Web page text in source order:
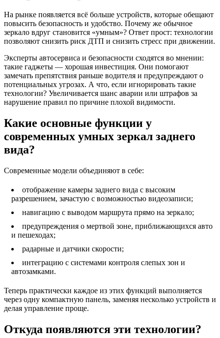
На рынке появляется всё больше устройств, которые обещают
повысить безопасность и удобство. Почему же обычное
зеркало вдруг становится «умным»? Ответ прост: технологии
позволяют снизить риск ДТП и снизить стресс при движении.
Эксперты автосервиса и безопасности сходятся во мнении:
такие гаджеты — хорошая инвестиция. Они помогают
замечать препятствия раньше водителя и предупреждают о
потенциальных угрозах. А что, если игнорировать такие
технологии? Увеличивается шанс аварии или штрафов за
нарушение правил по причине плохой видимости.
Какие основные функции у
современных умных зеркал заднего
вида?
Современные модели объединяют в себе:
отображение камеры заднего вида с высоким
разрешением, зачастую с возможностью видеозаписи;
навигацию с выводом маршрута прямо на зеркало;
предупреждения о мертвой зоне, приближающихся авто
и пешеходах;
радарные и датчики скорости;
интеграцию с системами контроля слепых зон и
автозамками.
Теперь практически каждое из этих функций выполняется
через одну компактную панель, заменяя несколько устройств и
делая управление проще.
Откуда появляются эти технологии?